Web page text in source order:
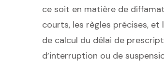
ce soit en matière de
courts, les règles précises, et
de calcul du délai de
d’interruption ou de